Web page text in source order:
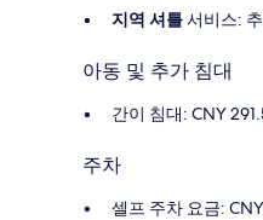
지역 셔틀서비스:
아동 및 추가 침대
간이 침대: CNY
주차
셀프 주차 요금: